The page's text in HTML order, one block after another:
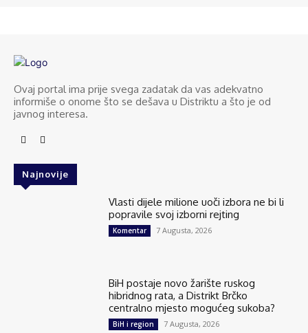
Ovaj portal ima prije svega zadatak da vas adekvatno
informiše o onome što se dešava u Distriktu a što je od
javnog interesa.
Najnovije
Vlasti dijele milione uoči izbora ne bi li
popravile svoj izborni rejting
Komentar 7 Augusta, 2026
BiH postaje novo žarište ruskog
hibridnog rata, a Distrikt Brčko
centralno mjesto mogućeg sukoba?
BiH i region 7 Augusta, 2026